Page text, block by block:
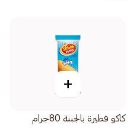
+
كاكو فطيرة بالجبنة 80جرام